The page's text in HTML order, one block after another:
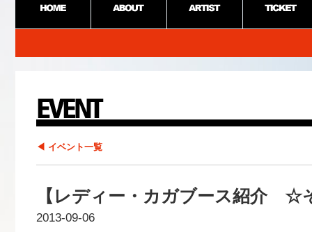
◀ イベント一覧
【レディー・カガブース紹介 ☆
2013-09-06